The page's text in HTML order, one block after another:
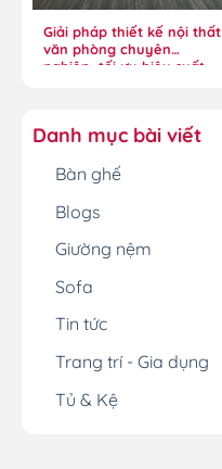
Giải pháp thiết kế nội thất
văn phòng chuyên
nghiệp, tối ưu hiệu suất
Danh mục bài viết
Bàn ghế
Blogs
Giường nệm
Sofa
Tin tức
Trang trí - Gia dụng
Tủ & Kệ